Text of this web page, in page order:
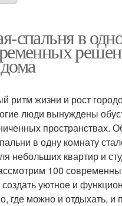
спальня в
ритм жизни и рост
люди вынуждены
пространствах.
в одну комнату
небольших квартир и
100
уютное и
где можно и отдыхать, и